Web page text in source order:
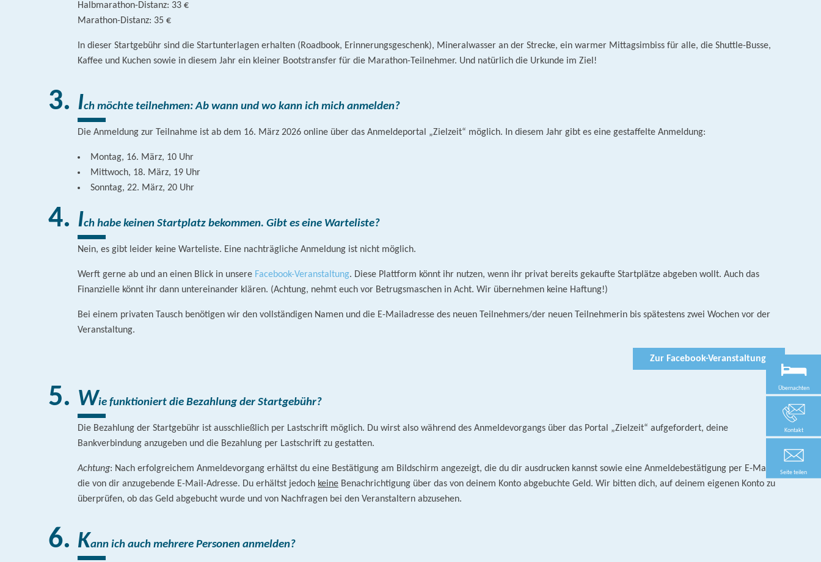
Halbmarathon-Distanz: 33 €
Marathon-Distanz: 35 €
In dieser Startgebühr sind die Startunterlagen erhalten (Roadbook, Erinnerungsgeschenk), Mineralwasser an der Strecke, ein warmer Mittagsimbiss für alle, die Shuttle-Busse,
Kaffee und Kuchen sowie in diesem Jahr ein kleiner Bootstransfer für die Marathon-Teilnehmer. Und natürlich die Urkunde im Ziel!
Ich möchte teilnehmen: Ab wann und wo kann ich mich anmelden?
Die Anmeldung zur Teilnahme ist ab dem 16. März 2026 online über das Anmeldeportal „Zielzeit“ möglich. In diesem Jahr gibt es eine gestaffelte Anmeldung:
Montag, 16. März, 10 Uhr
Mittwoch, 18. März, 19 Uhr
Sonntag, 22. März, 20 Uhr
Ich habe keinen Startplatz bekommen. Gibt es eine Warteliste?
Nein, es gibt leider keine Warteliste. Eine nachträgliche Anmeldung ist nicht möglich.
Werft gerne ab und an einen Blick in unsere Facebook-Veranstaltung. Diese Plattform könnt ihr nutzen, wenn ihr privat bereits gekaufte Startplätze abgeben wollt. Auch das
Finanzielle könnt ihr dann untereinander klären. (Achtung, nehmt euch vor Betrugsmaschen in Acht. Wir übernehmen keine Haftung!)
Bei einem privaten Tausch benötigen wir den vollständigen Namen und die E-Mailadresse des neuen Teilnehmers/der neuen Teilnehmerin bis spätestens zwei Wochen vor der
Veranstaltung.
Zur Facebook-Veranstaltung
Wie funktioniert die Bezahlung der Startgebühr?
Die Bezahlung der Startgebühr ist ausschließlich per Lastschrift möglich. Du wirst also während des Anmeldevorgangs über das Portal „Zielzeit“ aufgefordert, deine
Bankverbindung anzugeben und die Bezahlung per Lastschrift zu gestatten.
Achtung: Nach erfolgreichem Anmeldevorgang erhältst du eine Bestätigung am Bildschirm angezeigt, die du dir ausdrucken kannst sowie eine Anmeldebestätigung per E-Mail an
die von dir anzugebende E-Mail-Adresse. Du erhältst jedoch keine Benachrichtigung über das von deinem Konto abgebuchte Geld. Wir bitten dich, auf deinem eigenen Konto zu
überprüfen, ob das Geld abgebucht wurde und von Nachfragen bei den Veranstaltern abzusehen.
Kann ich auch mehrere Personen anmelden?
Übernachten
Kontakt
Seite teilen